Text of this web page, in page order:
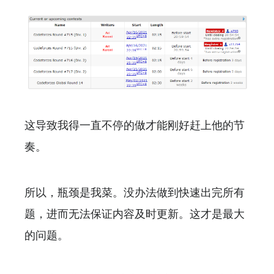
这导致我得一直不停的做才能刚好赶上他的节
奏。
所以，瓶颈是我菜。没办法做到快速出完所有
题，进而无法保证内容及时更新。这才是最大
的问题。